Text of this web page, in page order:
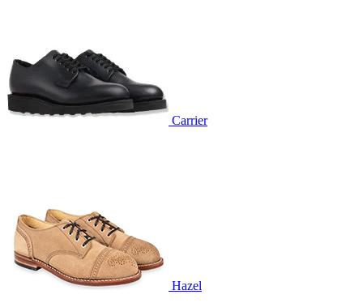
Carrier
Hazel